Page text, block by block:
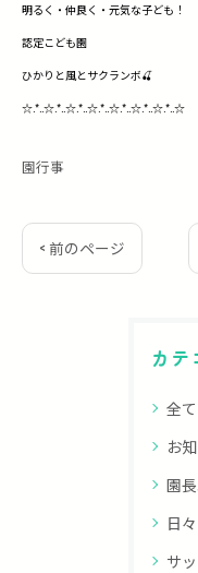
明るく・仲良く・元気な子ども！
認定こども園
ひかりと風とサクランボ🍒
☆.*..☆.*..☆.*..☆.*..☆.*..☆.*..☆.*..☆
園行事
< 前のページ
カテ
全
お
園
日
サ